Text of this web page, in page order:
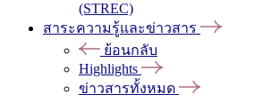
(STREC)
สาระความรู้และข่าวสาร
ย้อนกลับ
Highlights
ข่าวสารทั้งหมด